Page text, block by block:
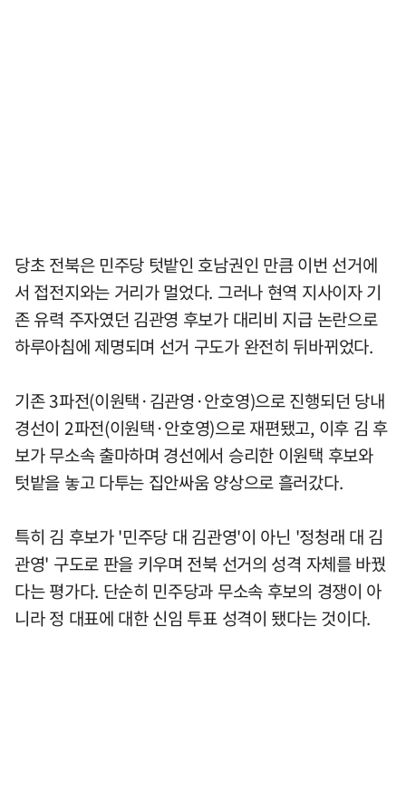
당초 전북은 민주당 텃밭인 호남권인 만큼 이번 선거에
서 접전지와는 거리가 멀었다. 그러나 현역 지사이자 기
존 유력 주자였던 김관영 후보가 대리비 지급 논란으로
하루아침에 제명되며 선거 구도가 완전히 뒤바뀌었다.
기존 3파전(이원택·김관영·안호영)으로 진행되던 당내
경선이 2파전(이원택·안호영)으로 재편됐고, 이후 김 후
보가 무소속 출마하며 경선에서 승리한 이원택 후보와
텃밭을 놓고 다투는 집안싸움 양상으로 흘러갔다.
특히 김 후보가 '민주당 대 김관영'이 아닌 '정청래 대 김
관영' 구도로 판을 키우며 전북 선거의 성격 자체를 바꿨
다는 평가다. 단순히 민주당과 무소속 후보의 경쟁이 아
니라 정 대표에 대한 신임 투표 성격이 됐다는 것이다.